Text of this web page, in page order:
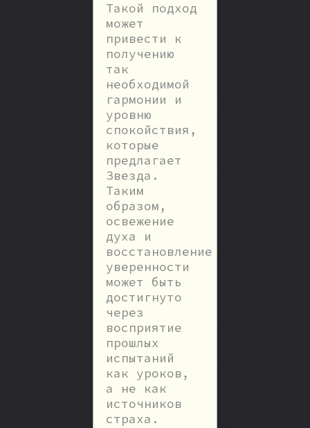
Такой подход
может
привести к
получению
так
необходимой
гармонии и
уровню
спокойствия,
которые
предлагает
Звезда.
Таким
образом,
освежение
духа и
восстановление
уверенности
может быть
достигнуто
через
восприятие
прошлых
испытаний
как уроков,
а не как
источников
страха.